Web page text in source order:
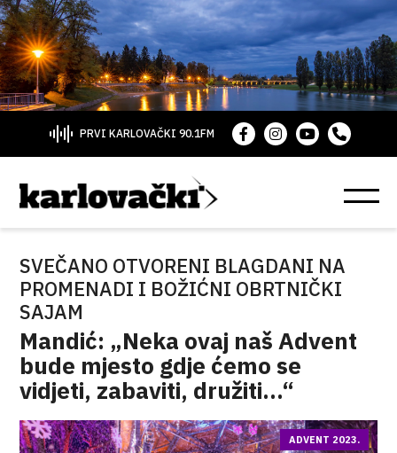
PRVI KARLOVAČKI 90.1FM
SVEČANO OTVORENI BLAGDANI NA
PROMENADI I BOŽIĆNI OBRTNIČKI
SAJAM
Mandić: „Neka ovaj naš Advent
bude mjesto gdje ćemo se
vidjeti, zabaviti, družiti…“
ADVENT 2023.